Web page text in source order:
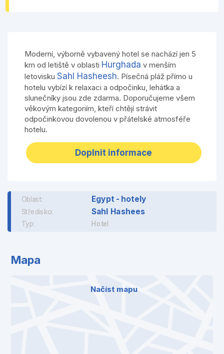
Moderní, výborně vybavený hotel se nachází jen 5
km od letiště v oblasti Hurghada v menším
letovisku Sahl Hasheesh. Písečná pláž přímo u
hotelu vybízí k relaxaci a odpočinku, lehátka a
slunečníky jsou zde zdarma. Doporučujeme všem
věkovým kategoriím, kteří chtějí strávit
odpočinkovou dovolenou v přátelské atmosféře
hotelu.
Doplnit informace
Oblast: Egypt - hotely
Středisko: Sahl Hashees
Typ: Hotel
Mapa
Načíst mapu